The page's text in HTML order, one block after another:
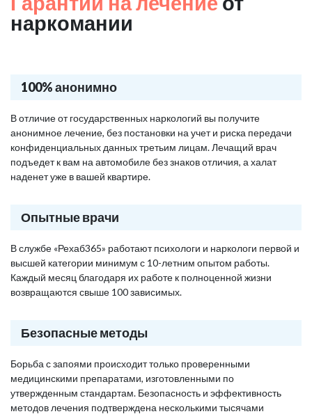
наркомании
100% анонимно
В отличие от государственных наркологий вы получите
анонимное лечение, без постановки на учет и риска передачи
конфиденциальных данных третьим лицам. Лечащий врач
подъедет к вам на автомобиле без знаков отличия, а халат
наденет уже в вашей квартире.
Опытные врачи
В службе «Рехаб365» работают психологи и наркологи первой и
высшей категории минимум с 10-летним опытом работы.
Каждый месяц благодаря их работе к полноценной жизни
возвращаются свыше 100 зависимых.
Безопасные методы
Борьба с запоями происходит только проверенными
медицинскими препаратами, изготовленными по
утвержденным стандартам. Безопасность и эффективность
методов лечения подтверждена несколькими тысячами